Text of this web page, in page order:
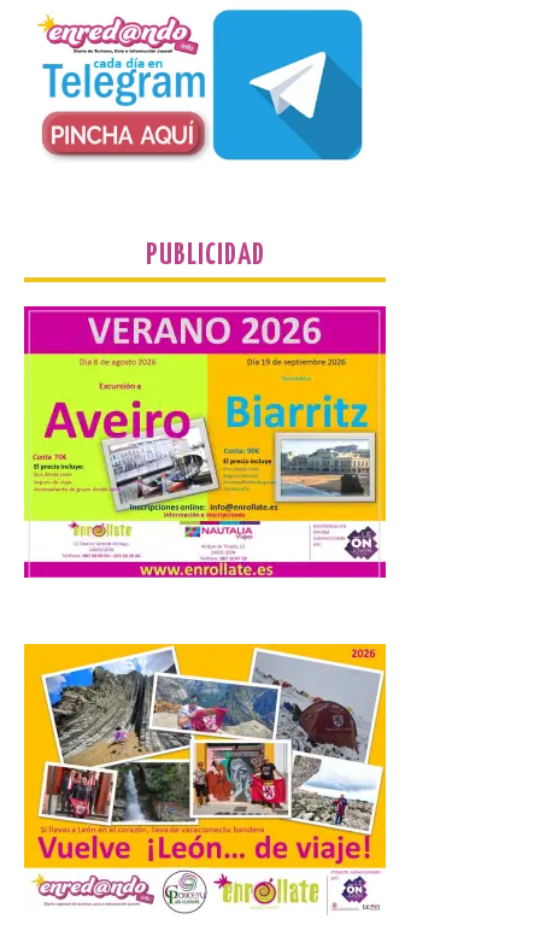
Nace GEO-Arena: un
nuevo deporte creado en
la Universidad de León
para que nadie quede
fuera del juego
El profesorado de la
Facultad de Ciencias de la
Actividad Física y del
Deporte de la ULE diseña
una propuesta que
combina acción rápida, toma de
decisiones y colaboración estratégica sin
que ningún participante quede excluido
del juego. GEO-Arena nace […]
Transportes activa un
dispositivo especial para
Sol del 12 de agosto
9 Ago 2026
Renfe reforzará servicios
de Media Distancia
especialmente en Galicia,
Asturias, Santander y País
Vasco, además del norte
de Castilla y León. En los principales
núcleos urbanos también se reforzarán
los servicios de Cercanías con mayor
PUBLICIDAD